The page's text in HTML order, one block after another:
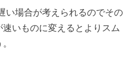
い場合が考えられるのでその
いものに変えるとよりスム